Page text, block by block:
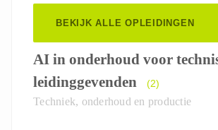
BEKIJK ALLE OPLEIDINGEN
AI in onderhoud voor
leidinggevenden
(2)
Techniek, onderhoud en productie